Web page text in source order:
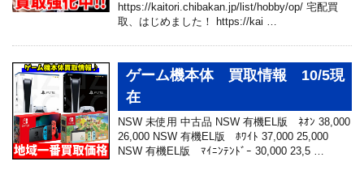
https://kaitori.chibakan.jp/list/hobby/op/ 宅配買
取、はじめました！ https://kai …
ゲーム機本体 買取情報 10/5現
在
NSW 未使用 中古品 NSW 有機EL版 ﾈｵﾝ 38,000
26,000 NSW 有機EL版 ﾎﾜｲﾄ 37,000 25,000
NSW 有機EL版 ﾏｲﾆﾝﾃﾝﾄﾞｰ 30,000 23,5 …